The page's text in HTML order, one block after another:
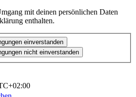
mit deinen persönlichen Daten
enthalten.